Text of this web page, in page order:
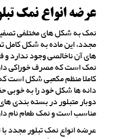
عرضه انواع نمک
نمک به شکل های مختلفی
مجدد، این ماده به شکل
های آن ناخالصی وجود ندارد و
نمک است که مصرف خوراکی
کاملا منظم مکعبی شکل است
دانه ها شکل خود را به خوبی
دوبار متبلور در بسته بندی
مناسب است و نمک طعام نام
عرضه انواع نمک تبلور مجدد با